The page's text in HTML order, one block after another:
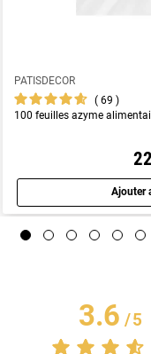
PATISDECOR
69
100 feuilles azyme
Ajouter
3.6/5